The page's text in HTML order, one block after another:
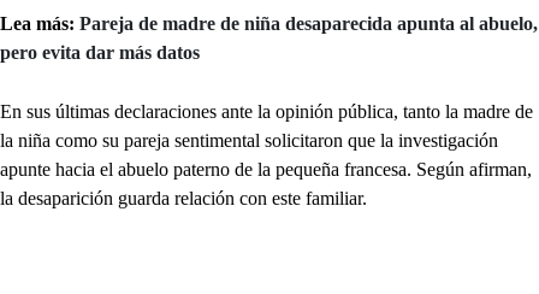
Lea más: Pareja de madre de niña desaparecida apunta al abuelo,
pero evita dar más datos
En sus últimas declaraciones ante la opinión pública, tanto la madre de
la niña como su pareja sentimental solicitaron que la investigación
apunte hacia el abuelo paterno de la pequeña francesa. Según afirman,
la desaparición guarda relación con este familiar.